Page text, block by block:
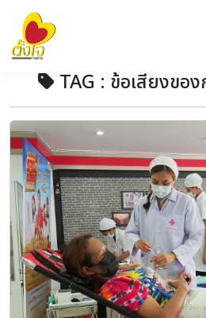
TAG : ข้อเสียงขอ